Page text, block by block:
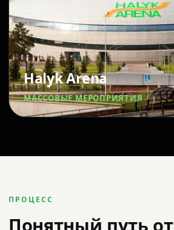
Halyk Arena
МАССОВЫЕ МЕРОПРИЯТИЯ
ПРОЦЕСС
Понятный путь от